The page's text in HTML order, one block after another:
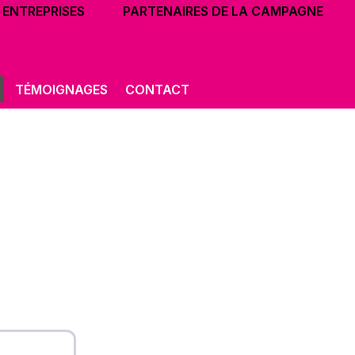
ENTREPRISES PARTENAIRES DE LA CAMPAGNE
TÉMOIGNAGES CONTACT